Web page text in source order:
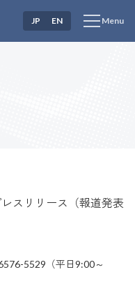
Menu
JP EN
スリリース（報道発表
5529（平日9:00～